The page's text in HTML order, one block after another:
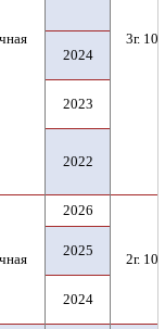
3г.
2024
2023
2022
2026
2г.
2025
2024